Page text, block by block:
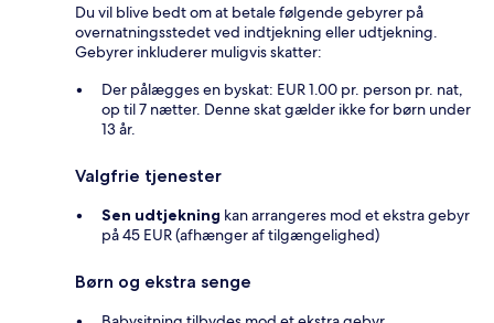
Du vil blive bedt om at betale følgende gebyrer på
overnatningsstedet ved indtjekning eller udtjekning.
Gebyrer inkluderer muligvis skatter:
Der pålægges en byskat: EUR 1.00 pr. person pr. nat,
op til 7 nætter. Denne skat gælder ikke for børn under
13 år.
Valgfrie tjenester
Sen udtjekning kan arrangeres mod et ekstra gebyr
på 45 EUR (afhænger af tilgængelighed)
Børn og ekstra senge